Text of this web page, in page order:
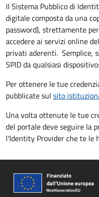
Il Sistema Pubblico di
digitale composta da una
password), strettamente
accedere ai servizi online
privati aderenti. Semplice,
SPID da qualsiasi
Per ottenere le tue
pubblicate sul sito
Una volta ottenute le tue
del portale deve seguire la
l'Identity Provider che te le